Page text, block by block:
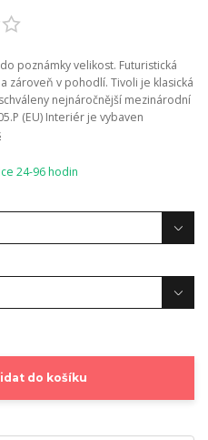
poznámky velikost. Futuristická
zároveň v pohodlí. Tivoli je klasická
nejnáročnější mezinárodní
(EU) Interiér je vybaven
24-96 hodin
do košíku